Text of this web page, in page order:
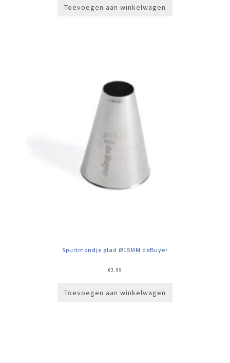
Toevoegen aan winkelwagen
Spuitmondje glad Ø15MM deBuyer
€3,99
Toevoegen aan winkelwagen